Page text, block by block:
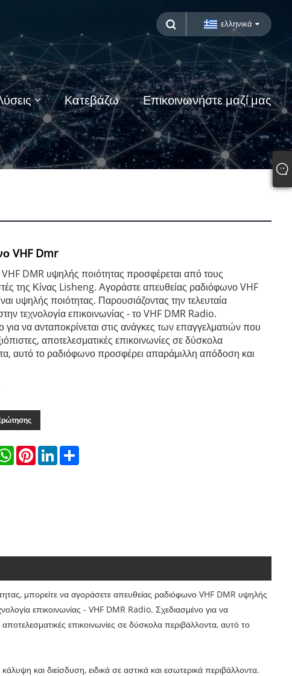
ελληνικά
Κατεβάζω Επικοινωνήστε μαζί μας
VHF Dmr
DMR υψηλής ποιότητας προσφέρεται από τους
της Κίνας Lisheng. Αγοράστε απευθείας ραδιόφωνο VHF
υψηλής ποιότητας. Παρουσιάζοντας την τελευταία
τεχνολογία επικοινωνίας - το VHF DMR Radio.
για να ανταποκρίνεται στις ανάγκες των επαγγελματιών που
αποτελεσματικές επικοινωνίες σε δύσκολα
αυτό το ραδιόφωνο προσφέρει απαράμιλλη απόδοση και
WhatsApp
PinterestLinkedIn
μπορείτε να αγοράσετε απευθείας ραδιόφωνο VHF DMR υψηλής
επικοινωνίας - VHF DMR Radio. Σχεδιασμένο για να
επικοινωνίες σε δύσκολα περιβάλλοντα, αυτό το
και διείσδυση, ειδικά σε αστικά και εσωτερικά περιβάλλοντα.